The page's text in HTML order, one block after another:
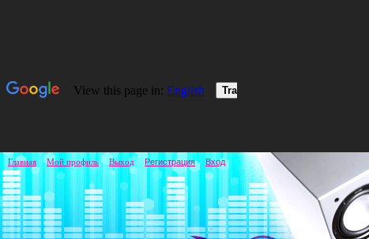
Главная Мой профиль Выход Регистрация Вход